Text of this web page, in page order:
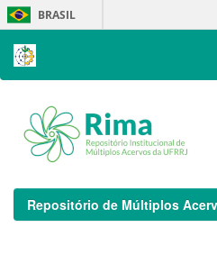
Skip
navigation
BRASIL
Repositório de Múltiplos